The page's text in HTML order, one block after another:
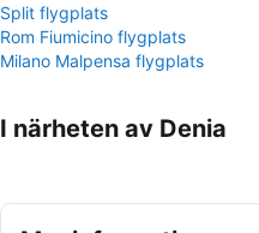
Split flygplats
Rom Fiumicino flygplats
Milano Malpensa flygplats
I närheten av Denia